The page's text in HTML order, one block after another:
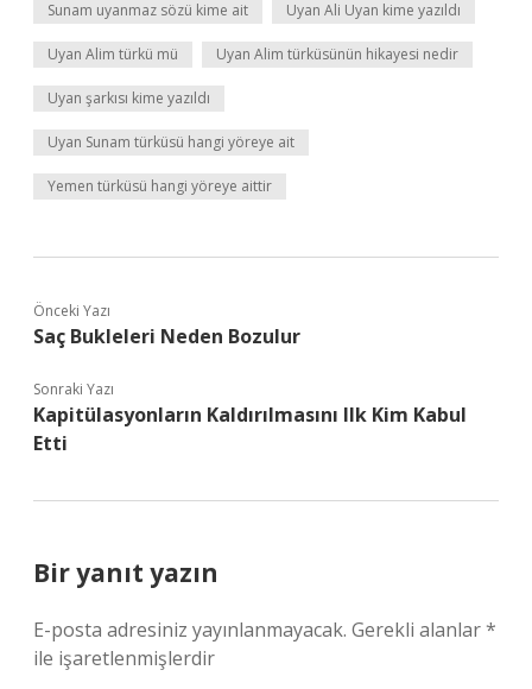
Sunam uyanmaz sözü kime ait Uyan Ali Uyan kime yazıldı
Uyan Alim türkü mü Uyan Alim türküsünün hikayesi nedir
Uyan şarkısı kime yazıldı
Uyan Sunam türküsü hangi yöreye ait
Yemen türküsü hangi yöreye aittir
Önceki Yazı
Saç Bukleleri Neden Bozulur
Sonraki Yazı
Kapitülasyonların Kaldırılmasını Ilk Kim Kabul
Etti
Bir yanıt yazın
E-posta adresiniz yayınlanmayacak. Gerekli alanlar*
ile işaretlenmişlerdir